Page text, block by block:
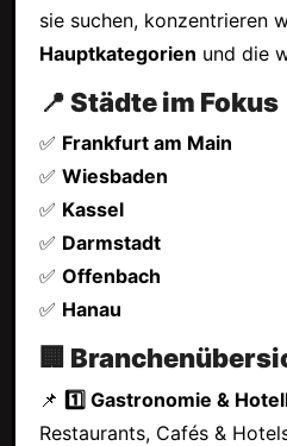
sie suchen, konzentrieren
Hauptkategorien und die
📍 Städte im Fokus
✅ Frankfurt am Main
✅ Wiesbaden
✅ Kassel
✅ Darmstadt
✅ Offenbach
✅ Hanau
🏢
📌 1️⃣ Gastronomie &
Restaurants, Cafés &